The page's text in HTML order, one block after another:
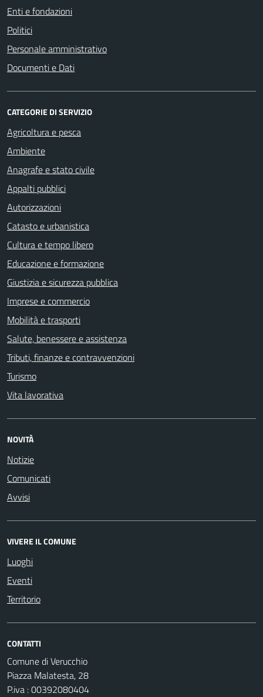
Enti e fondazioni
Politici
Personale amministrativo
Documenti e Dati
CATEGORIE DI SERVIZIO
Agricoltura e pesca
Ambiente
Anagrafe e stato civile
Appalti pubblici
Autorizzazioni
Catasto e urbanistica
Cultura e tempo libero
Educazione e formazione
Giustizia e sicurezza pubblica
Imprese e commercio
Mobilità e trasporti
Salute, benessere e assistenza
Tributi, finanze e contravvenzioni
Turismo
Vita lavorativa
NOVITÀ
Notizie
Comunicati
Avvisi
VIVERE IL COMUNE
Luoghi
Eventi
Territorio
CONTATTI
Comune di Verucchio
Piazza Malatesta, 28
P.iva : 00392080404